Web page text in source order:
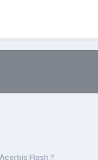
Flash ?